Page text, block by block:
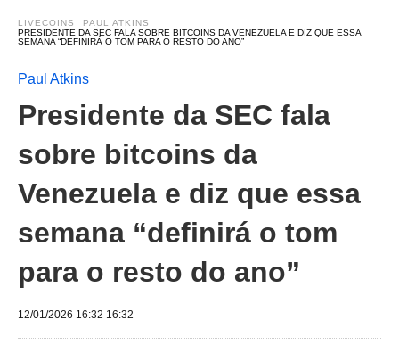
LIVECOINS
PAUL ATKINS
PRESIDENTE DA SEC FALA SOBRE BITCOINS DA VENEZUELA E DIZ QUE ESSA
SEMANA “DEFINIRÁ O TOM PARA O RESTO DO ANO”
Paul Atkins
Presidente da SEC fala
sobre bitcoins da
Venezuela e diz que essa
semana “definirá o tom
para o resto do ano”
12/01/2026 16:32 16:32